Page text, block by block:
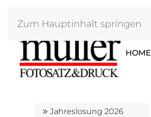
Zum Hauptinhalt springen
HOME
Jahreslosung 2026